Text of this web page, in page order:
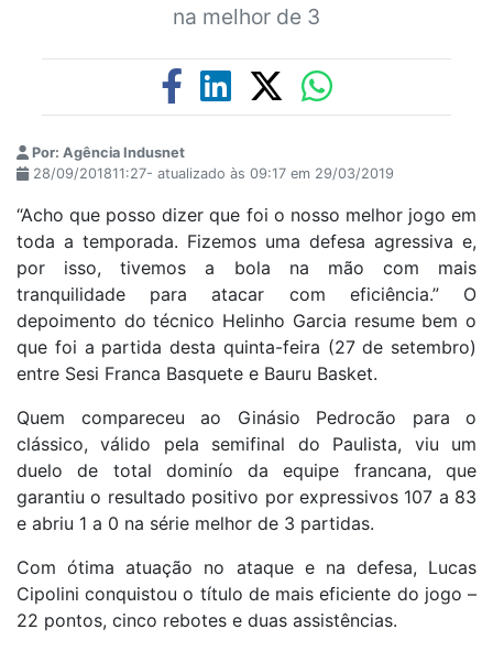
na melhor de 3
Por: Agência Indusnet
28/09/201811:27- atualizado às 09:17 em 29/03/2019
“Acho que posso dizer que foi o nosso melhor jogo em
toda a temporada. Fizemos uma defesa agressiva e,
por isso, tivemos a bola na mão com mais
tranquilidade para atacar com eficiência.” O
depoimento do técnico Helinho Garcia resume bem o
que foi a partida desta quinta-feira (27 de setembro)
entre Sesi Franca Basquete e Bauru Basket.
Quem compareceu ao Ginásio Pedrocão para o
clássico, válido pela semifinal do Paulista, viu um
duelo de total dominío da equipe francana, que
garantiu o resultado positivo por expressivos 107 a 83
e abriu 1 a 0 na série melhor de 3 partidas.
Com ótima atuação no ataque e na defesa, Lucas
Cipolini conquistou o título de mais eficiente do jogo –
22 pontos, cinco rebotes e duas assistências.